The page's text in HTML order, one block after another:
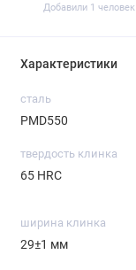
Добавили 1 человек
Характеристики
сталь
PMD550
твердость клинка
65 HRC
ширина клинка
29±1 мм